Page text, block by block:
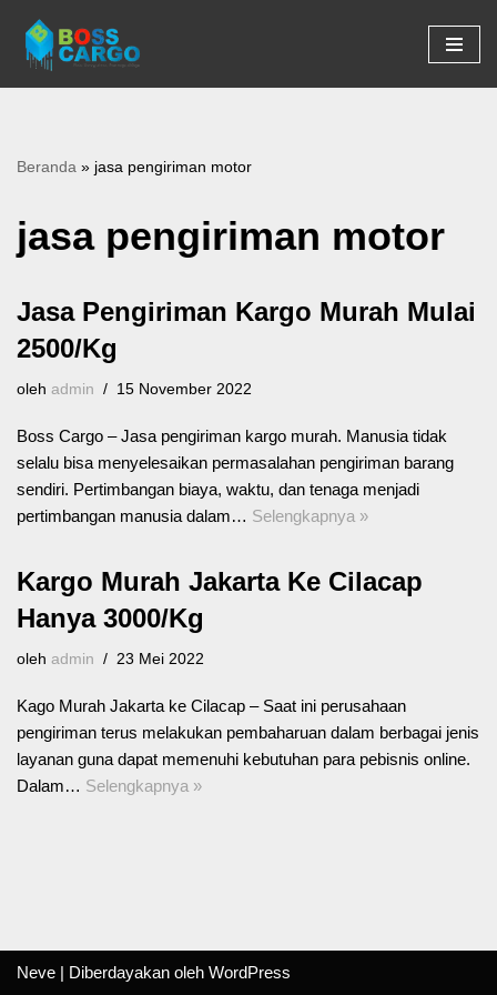
Lompat
ke
Beranda » jasa pengiriman motor
jasa pengiriman motor
Jasa Pengiriman Kargo Murah Mulai
2500/Kg
oleh admin 15 November 2022
Boss Cargo – Jasa pengiriman kargo murah. Manusia tidak
selalu bisa menyelesaikan permasalahan pengiriman barang
sendiri. Pertimbangan biaya, waktu, dan tenaga menjadi
pertimbangan manusia dalam… Selengkapnya »
Kargo Murah Jakarta Ke Cilacap
Hanya 3000/Kg
oleh admin 23 Mei 2022
Kago Murah Jakarta ke Cilacap – Saat ini perusahaan
pengiriman terus melakukan pembaharuan dalam berbagai jenis
layanan guna dapat memenuhi kebutuhan para pebisnis online.
Dalam… Selengkapnya »
Neve | Diberdayakan oleh WordPress